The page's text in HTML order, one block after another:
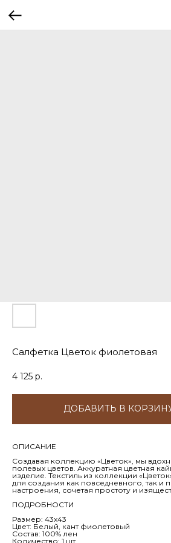
Салфетка Цветок фиолетовая
4 125 р.
ДОБАВИТЬ В
ОПИСАНИЕ
Создавая коллекцию «Цветок», мы
полевых цветов. Аккуратная цветная
изделие. Текстиль из коллекции
для создания как повседневного, так и
настроения, сочетая простоту и
ПОДРОБНОСТИ
Размер: 43х43
Цвет: Белый, кант фиолетовый
Состав: 100% лен
Количество: 1 шт